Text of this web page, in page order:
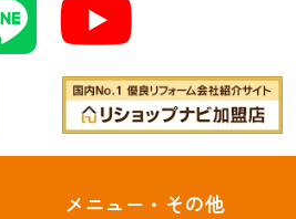
メニュー・その他